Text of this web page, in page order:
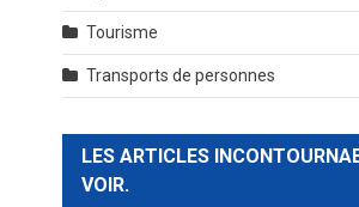
Tourisme
Transports de personnes
LES ARTICLES
VOIR.